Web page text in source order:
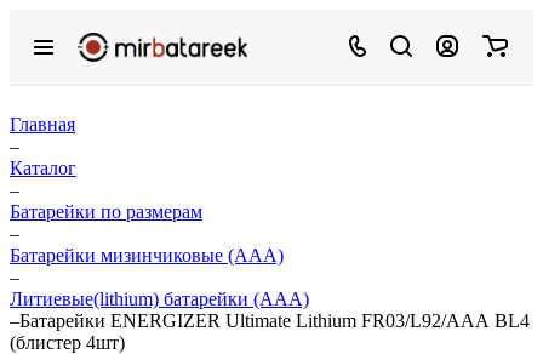
Главная
–
Каталог
–
Батарейки по размерам
–
Батарейки мизинчиковые (ААА)
–
Литиевые(lithium) батарейки (ААА)
–Батарейки ENERGIZER Ultimate Lithium FR03/L92/ААА BL4
(блистер 4шт)